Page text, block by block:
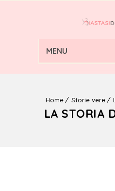
MENU
Home Storie vere
LA STORIA